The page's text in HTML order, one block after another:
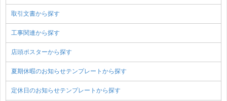
取引文書から探す
工事関連から探す
店頭ポスターから探す
夏期休暇のお知らせテンプレートから探す
定休日のお知らせテンプレートから探す